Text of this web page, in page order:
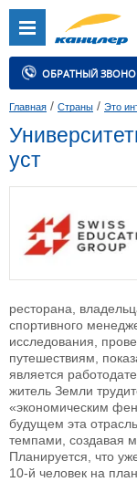
ОБРАТНЫЙ
Главная / Страны / Это
уст
ресторана,
спортивного
исследования,
путешествиям,
является
житель Земли
«экономическим
будущем эта
темпами, создавая
Планируется, что
10-й человек на